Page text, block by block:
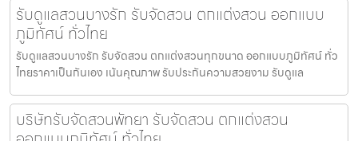
รับดูแลสวนบางรัก รับจัดสวน ตกแต่งสวน ออกแบบ
ภูมิทัศน์ ทั่วไทย
รับดูแลสวนบางรัก รับจัดสวน ตกแต่งสวนทุกขนาด ออกแบบภูมิทัศน์ ทั่ว
ไทยราคาเป็นกันเอง เน้นคุณภาพ รับประกันความสวยงาม รับดูแล
บริษัทรับจัดสวนพัทยา รับจัดสวน ตกแต่งสวน